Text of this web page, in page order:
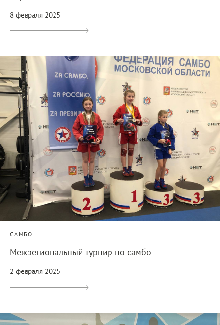
8 февраля 2025
САМБО
Межрегиональный турнир по самбо
2 февраля 2025